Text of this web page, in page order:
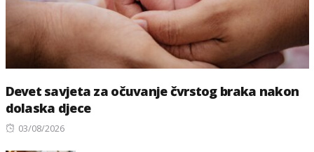
Devet savjeta za očuvanje čvrstog braka nakon
dolaska djece
Posted
03/08/2026